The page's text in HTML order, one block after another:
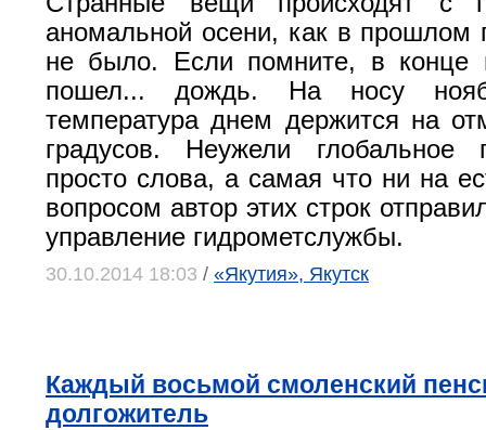
аномальной осени, как в прошлом
не было. Если помните, в конце
пошел... дождь. На носу
температура днем держится на
градусов. Неужели глобальное
просто слова, а самая что ни на
вопросом автор этих строк
управление гидрометслужбы.
30.10.2014 18:03 / «Якутия», Якутск
Каждый восьмой смоленский
долгожитель